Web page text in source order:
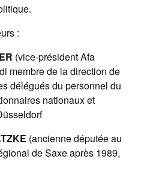
:
(vice-président Afa
membre de la direction de
délégués du personnel du
nationaux et
(ancienne députée au
de Saxe après 1989,